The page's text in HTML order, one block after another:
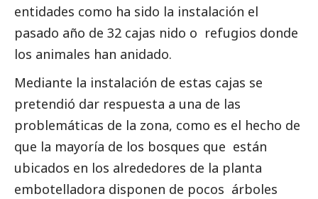
entidades como ha sido la instalación el
pasado año de 32 cajas nido o refugios donde
los animales han anidado.
Mediante la instalación de estas cajas se
pretendió dar respuesta a una de las
problemáticas de la zona, como es el hecho de
que la mayoría de los bosques que están
ubicados en los alrededores de la planta
embotelladora disponen de pocos árboles